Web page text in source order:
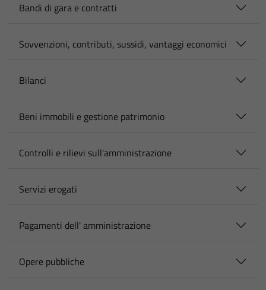
Bandi di gara e contratti
Sovvenzioni, contributi, sussidi, vantaggi economici
Bilanci
Beni immobili e gestione patrimonio
Controlli e rilievi sull'amministrazione
Servizi erogati
Pagamenti dell' amministrazione
Opere pubbliche